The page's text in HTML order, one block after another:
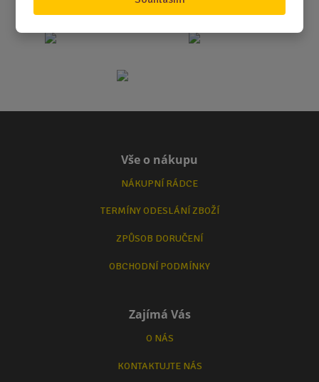
Vše o nákupu
NÁKUPNÍ RÁDCE
TERMÍNY ODESLÁNÍ ZBOŽÍ
ZPŮSOB DORUČENÍ
OBCHODNÍ PODMÍNKY
Zajímá Vás
O NÁS
KONTAKTUJTE NÁS